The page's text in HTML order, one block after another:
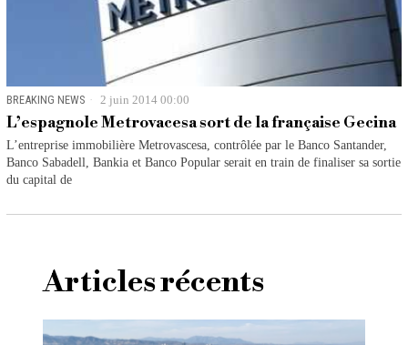
BREAKING NEWS 2 juin 2014 00:00
L’espagnole Metrovacesa sort de la française Gecina
L’entreprise immobilière Metrovascesa, contrôlée par le Banco Santander,
Banco Sabadell, Bankia et Banco Popular serait en train de finaliser sa sortie
du capital de
Articles récents